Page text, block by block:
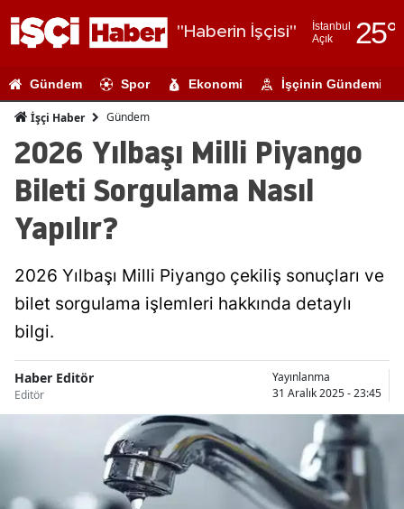
"Haberin İşçisi"
İstanbul
Açık
25°
Adıyaman
Ağrı
Antalya
Artvin
Balıkesir
Bilecik
Bingöl
Bitlis
Gündem Spor Ekonomi İşçinin Gündemi
İşçi Haber Gündem
2026 Yılbaşı Milli Piyango
Bileti Sorgulama Nasıl
Yapılır?
2026 Yılbaşı Milli Piyango çekiliş sonuçları ve
bilet sorgulama işlemleri hakkında detaylı
bilgi.
Haber Editör
Editör
Yayınlanma
31 Aralık 2025 - 23:45